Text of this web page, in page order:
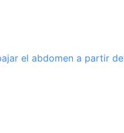
el abdomen a partir de